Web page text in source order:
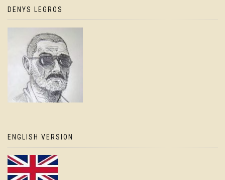
DENYS LEGROS
ENGLISH VERSION